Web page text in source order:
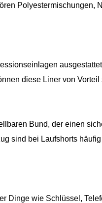
Polyestermischungen,
diese Liner von Vorteil
Bund, der einen
sind bei Laufshorts
Dinge wie Schlüssel,